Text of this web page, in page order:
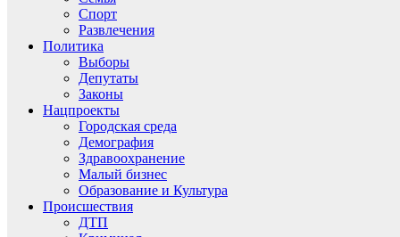
Спорт
Развлечения
Политика
Выборы
Депутаты
Законы
Нацпроекты
Городская среда
Демография
Здравоохранение
Малый бизнес
Образование и Культура
Происшествия
ДТП